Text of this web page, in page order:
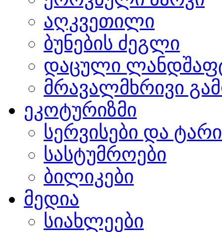
აღკვეთილი
ბუნების ძეგლი
დაცული
მრავალმხრივი
ეკოტურიზმი
სერვისები და
სასტუმროები
ბილიკები
მედია
სიახლეები